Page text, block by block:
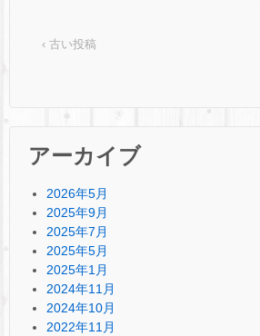
‹ 古い投稿
アーカイブ
2026年5月
2025年9月
2025年7月
2025年5月
2025年1月
2024年11月
2024年10月
2022年11月